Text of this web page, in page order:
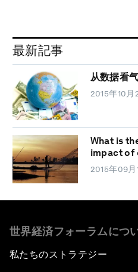
最新記事
从数据看
2015年10月
What is
impact of
2015年09月
世界経済フォーラムにつ
私たちのストラテジー